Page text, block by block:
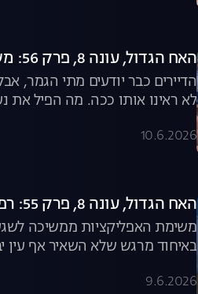
האח הגדול, עונה 8, פרק 56: משדר הדחה
הדיירים כבר יודעים מתי הגמר,
לא ראינו אותו ככה. מה הפיל את
10.6.2026
האח הגדול, עונה 8, פרק 55: רפאלה ואחיה נפגשים
באיחוד מרגש שלא השאיר אף עין
9.6.2026